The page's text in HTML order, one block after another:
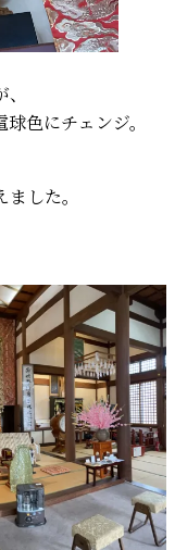
色にチェンジ。
した。